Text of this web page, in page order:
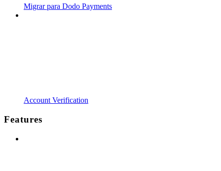
Migrar para Dodo Payments
Account Verification
Features